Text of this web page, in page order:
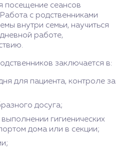
посещение сеансов
с родственниками
внутри семьи, научиться
работе,
заключается в:
для пациента, контроле за
досуга;
гигиенических
дома или в секции;